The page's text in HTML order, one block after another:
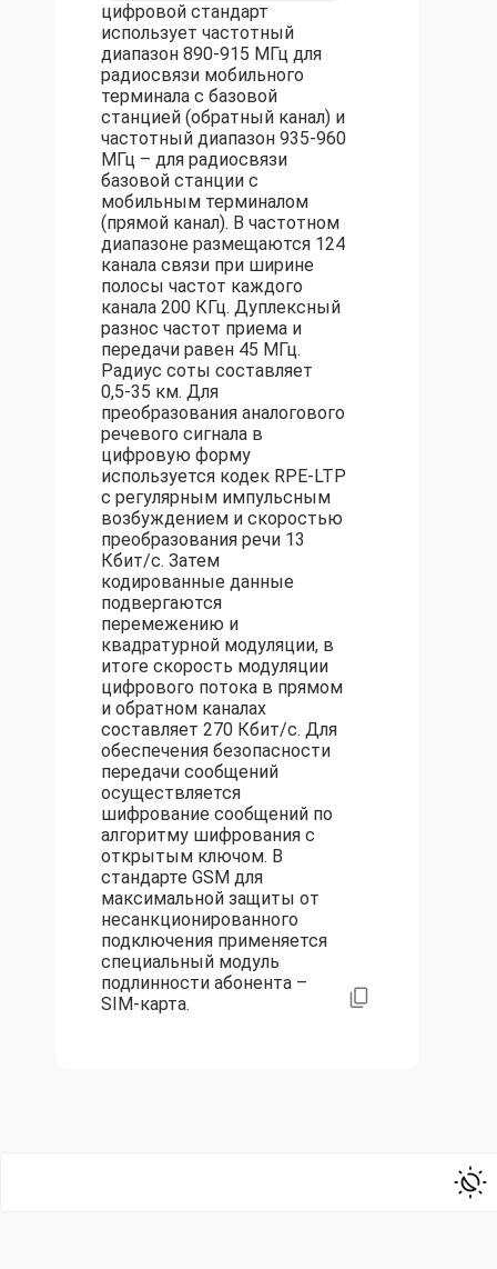
цифровой стандарт
использует частотный
диапазон 890-915 МГц для
радиосвязи мобильного
терминала с базовой
станцией (обратный канал) и
частотный диапазон 935-960
МГц – для радиосвязи
базовой станции с
мобильным терминалом
(прямой канал). В частотном
диапазоне размещаются 124
канала связи при ширине
полосы частот каждого
канала 200 КГц. Дуплексный
разнос частот приема и
передачи равен 45 МГц.
Радиус соты составляет
0,5-35 км. Для
преобразования аналогового
речевого сигнала в
цифровую форму
используется кодек RPE-LTP
с регулярным импульсным
возбуждением и скоростью
преобразования речи 13
Кбит/с. Затем
кодированные данные
подвергаются
перемежению и
квадратурной модуляции, в
итоге скорость модуляции
цифрового потока в прямом
и обратном каналах
составляет 270 Кбит/с. Для
обеспечения безопасности
передачи сообщений
осуществляется
шифрование сообщений по
алгоритму шифрования с
открытым ключом. В
стандарте GSM для
максимальной защиты от
несанкционированного
подключения применяется
специальный модуль
подлинности абонента –
SIM-карта.